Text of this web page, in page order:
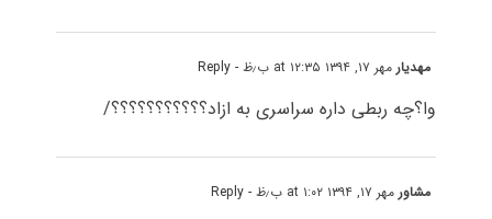
مهدیارمهر ۱۷, ۱۳۹۴ at ۱۲:۳۵ ب٫ظ - Reply
وا؟چه ربطی داره سراسری به ازاد؟؟؟؟؟؟؟؟؟؟؟/
مشاورمهر ۱۷, ۱۳۹۴ at ۱:۰۲ ب٫ظ - Reply